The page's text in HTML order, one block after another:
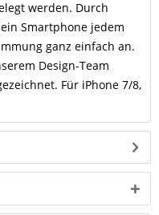
werden. Durch
Smartphone jedem
ganz einfach an.
Design-Team
Für iPhone 7/8,